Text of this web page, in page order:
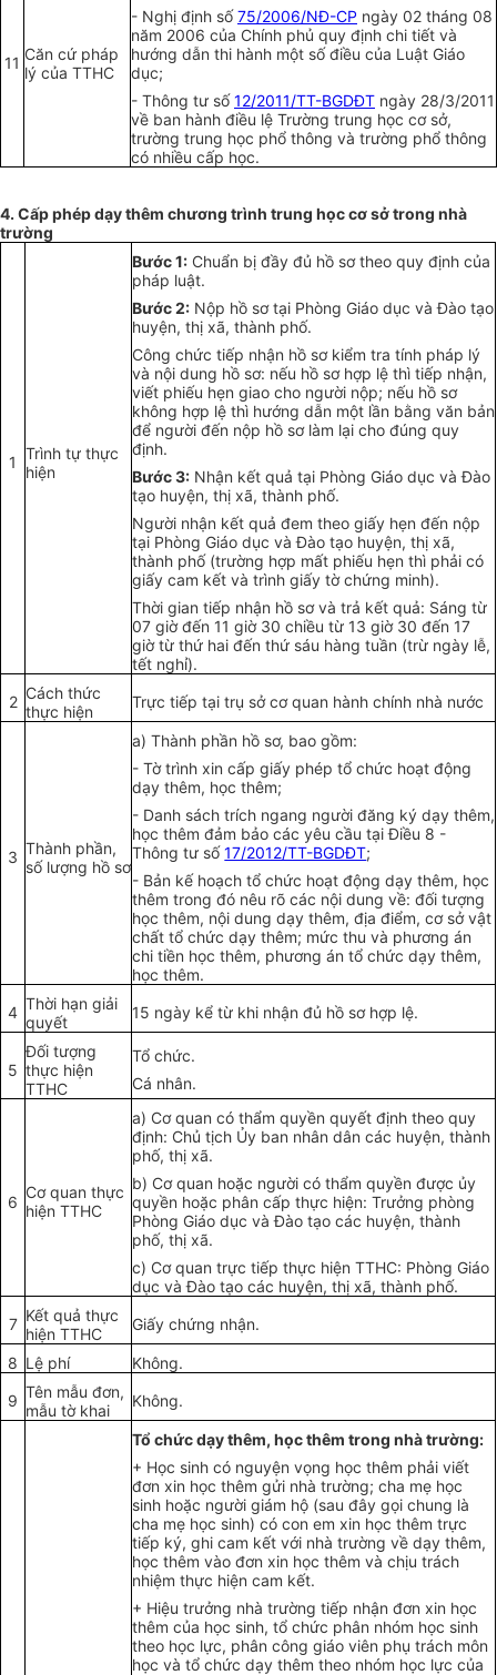
11 Căn cứ pháp
lý của TTHC
- Nghị định số75/2006/NĐ-CP ngày 02 tháng 08
năm 2006 của Chính phủ quy định chi tiết và
hướng dẫn thi hành một số điều của Luật Giáo
dục;
- Thông tư số12/2011/TT-BGDĐT ngày 28/3/2011
về ban hành điều lệ Trường trung học cơ sở,
trường trung học phổ thông và trường phổ thông
có nhiều cấp học.
4. Cấp phép dạy thêm chương trình trung học cơ sở trong nhà
trường
1
Trình tự thực
hiện
Bước 1: Chuẩn bị đầy đủ hồ sơ theo quy định của
pháp luật.
Bước 2: Nộp hồ sơ tại Phòng Giáo dục và Đào tạo
huyện, thị xã, thành phố.
Công chức tiếp nhận hồ sơ kiểm tra tính pháp lý
và nội dung hồ sơ: nếu hồ sơ hợp lệ thì tiếp nhận,
viết phiếu hẹn giao cho người nộp; nếu hồ sơ
không hợp lệ thì hướng dẫn một lần bằng văn bản
để người đến nộp hồ sơ làm lại cho đúng quy
định.
Bước 3: Nhận kết quả tại Phòng Giáo dục và Đào
tạo huyện, thị xã, thành phố.
Người nhận kết quả đem theo giấy hẹn đến nộp
tại Phòng Giáo dục và Đào tạo huyện, thị xã,
thành phố (trường hợp mất phiếu hẹn thì phải có
giấy cam kết và trình giấy tờ chứng minh).
Thời gian tiếp nhận hồ sơ và trả kết quả: Sáng từ
07 giờ đến 11 giờ 30 chiều từ 13 giờ 30 đến 17
giờ từ thứ hai đến thứ sáu hàng tuần (trừ ngày lễ,
tết nghỉ).
2 Cách thức
thực hiện
Trực tiếp tại trụ sở cơ quan hành chính nhà nước
3 Thành phần,
số lượng hồ sơ
a) Thành phần hồ sơ, bao gồm:
-Tờ trình xin cấp giấy phép tổ chức hoạt động
dạy thêm, học thêm;
- Danh sách trích ngang người đăng ký dạy thêm,
học thêm đảm bảo các yêu cầu tại Điều 8 -
Thông tư số 17/2012/TT-BGDĐT;
- Bản kế hoạch tổ chức hoạt động dạy thêm, học
thêm trong đó nêu rõ các nội dung về: đối tượng
học thêm, nội dung dạy thêm, địa điểm, cơ sở vật
chất tổ chức dạy thêm; mức thu và phương án
chi tiền học thêm, phương án tổ chức dạy thêm,
học thêm.
4 Thời hạn giải
quyết
15 ngày kể từ khi nhận đủ hồ sơ hợp lệ.
5
Đối tượng
thực hiện
TTHC
Tổ chức.
Cá nhân.
6
Cơ quan thực
hiện TTHC
a) Cơ quan có thẩm quyền quyết định theo quy
định: Chủ tịch Ủy ban nhân dân các huyện, thành
phố, thị xã.
b) Cơ quan hoặc người có thẩm quyền được ủy
quyền hoặc phân cấp thực hiện: Trưởng phòng
Phòng Giáo dục và Đào tạo các huyện, thành
phố, thị xã.
c) Cơ quan trực tiếp thực hiện TTHC: Phòng Giáo
dục và Đào tạo các huyện, thị xã, thành phố.
7 Kết quả thực
hiện TTHC
Giấy chứng nhận.
8 Lệ phí
Không.
9 Tên mẫu đơn,
mẫu tờ khai
Không.
Tổ chức dạy thêm, học thêm trong nhà trường:
+ Học sinh có nguyện vọng học thêm phải viết
đơn xin học thêm gửi nhà trường; cha mẹ học
sinh hoặc người giám hộ (sau đây gọi chung là
cha mẹ học sinh) có con em xin học thêm trực
tiếp ký, ghi cam kết với nhà trường về dạy thêm,
học thêm vào đơn xin học thêm và chịu trách
nhiệm thực hiện cam kết.
+ Hiệu trưởng nhà trường tiếp nhận đơn xin học
thêm của học sinh, tổ chức phân nhóm học sinh
theo học lực, phân công giáo viên phụ trách môn
học và tổ chức dạy thêm theo nhóm học lực của